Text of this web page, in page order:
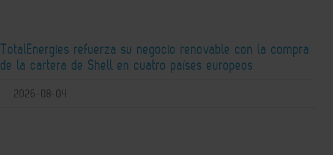
TotalEnergies refuerza su negocio renovable con la compra
de la cartera de Shell en cuatro países europeos
2026-08-04